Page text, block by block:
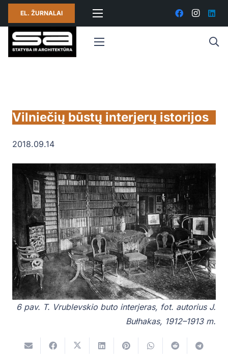
EL. ŽURNALAI
Vilniečių būstų interjerų istorijos
2018.09.14
6 pav. T. Vrublevskio buto interjeras, fot. autorius J.
Bułhakas, 1912–1913 m.